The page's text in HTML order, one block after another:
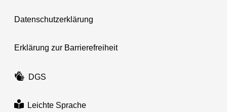
Datenschutzerklärung
Erklärung zur Barrierefreiheit
DGS
Leichte Sprache